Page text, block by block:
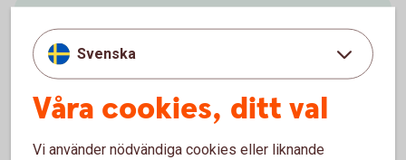
Nyheter och analyser
Vill du hänga med vad som händer på
finansmarknaderna? Få bättre koll på inflationen,
räntorna och din egen privatekonomi? I Aktiellt får
du börs- och förvaltarkommentarer, samt nyheter och
artiklar om aktier och fonder.
Svenska
Våra cookies, ditt val
Vi använder nödvändiga cookies eller liknande